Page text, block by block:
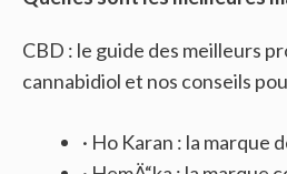
CBD : le guide des meilleurs
cannabidiol et nos conseils
· Ho Karan : la marque